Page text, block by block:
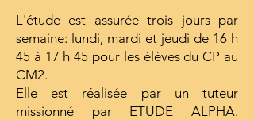
L'étude est assurée trois jours par
semaine: lundi, mardi et jeudi de 16 h
45 à 17 h 45 pour les élèves du CP au
CM2.
Elle est réalisée par un tuteur
missionné par ETUDE ALPHA.